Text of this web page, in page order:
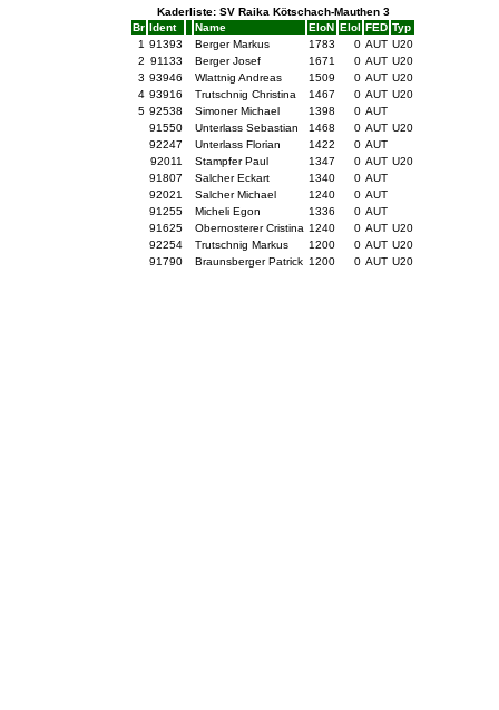
Kaderliste: SV Raika Kötschach-Mauthen 3
Br Ident Name EloN EloI FED Typ
1 91393 Berger Markus 1783 0 AUT U20
2 91133 Berger Josef 1671 0 AUT U20
3 93946 Wlattnig Andreas 1509 0 AUT U20
4 93916 Trutschnig Christina 1467 0 AUT U20
5 92538 Simoner Michael 1398 0 AUT
91550
Unterlass Sebastian 1468 0 AUT U20
92247
Unterlass Florian 1422 0 AUT
92011
Stampfer Paul 1347 0 AUT U20
91807
Salcher Eckart 1340 0 AUT
92021
Salcher Michael 1240 0 AUT
91255
Micheli Egon 1336 0 AUT
91625
Obernosterer Cristina 1240 0 AUT U20
92254
Trutschnig Markus 1200 0 AUT U20
91790
Braunsberger Patrick 1200 0 AUT U20